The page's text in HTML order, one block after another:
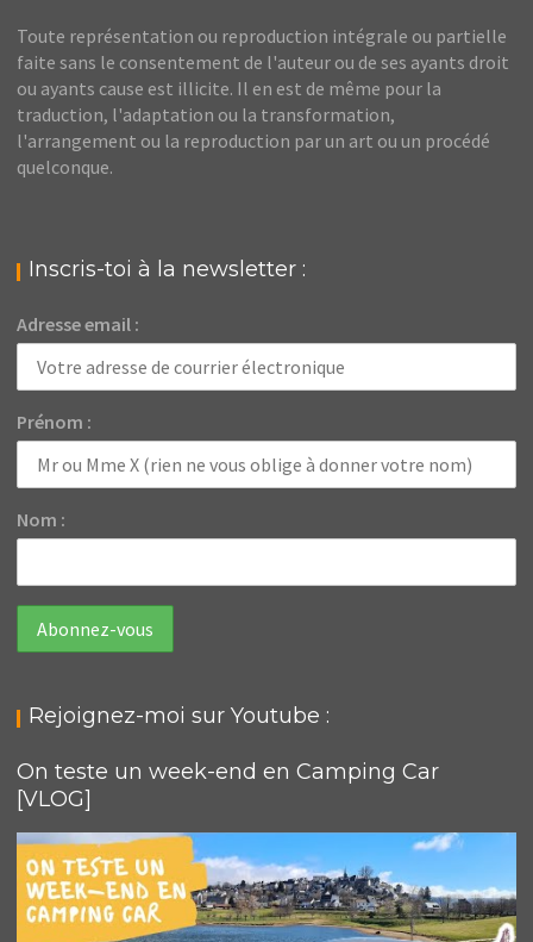
Toute représentation ou reproduction intégrale ou partielle
faite sans le consentement de l'auteur ou de ses ayants droit
ou ayants cause est illicite. Il en est de même pour la
traduction, l'adaptation ou la transformation,
l'arrangement ou la reproduction par un art ou un procédé
quelconque.
Inscris-toi à la newsletter :
Adresse email :
Prénom :
Nom :
Rejoignez-moi sur Youtube :
On teste un week-end en Camping Car
[VLOG]